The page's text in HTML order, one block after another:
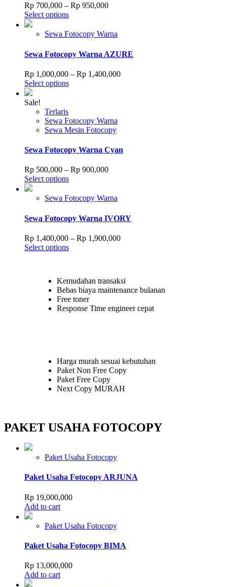
product
page
Rp 700,000 – Rp 950,000Price
through
Select optionsThis
has
variants.
The
options
may
be
product
page
Sewa Fotocopy Warna
Sewa Fotocopy Warna AZURE
Rp 1,000,000 – Rp 1,400,000Price
Select optionsThis
variants.
The
may
be
chosen
on
the
page
Sale!
Terlaris
Sewa Fotocopy Warna
Sewa Mesin Fotocopy
Sewa Fotocopy Warna Cyan
Rp 500,000 – Rp 900,000Price
through
Select optionsThis
has
variants.
The
options
may
be
the
product
page
Sewa Fotocopy Warna
Sewa Fotocopy Warna IVORY
Rp 1,400,000 – Rp 1,900,000Price
Select optionsThis
variants.
The
options
may
page
Kemudahan transaksi
Bebas biaya maintenance bulanan
Free toner
Response Time engineer cepat
Harga murah sesuai kebutuhan
Paket Non Free Copy
Paket Free Copy
Next Copy MURAH
PAKET USAHA FOTOCOPY
Paket Usaha Fotocopy
Paket Usaha Fotocopy ARJUNA
Rp 19,000,000
Add to cart
Paket Usaha Fotocopy
Paket Usaha Fotocopy BIMA
Rp 13,000,000
Add to cart